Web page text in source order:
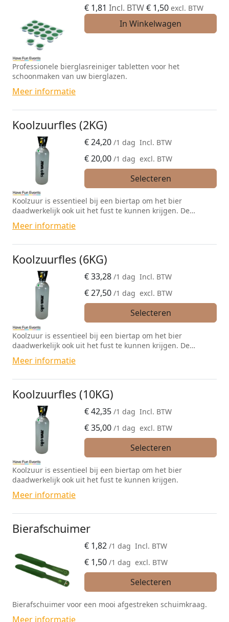
€ 1,81 Incl. BTW€ 1,50 excl. BTW
In Winkelwagen
Professionele bierglasreiniger tabletten voor het
schoonmaken van uw bierglazen.
Meer informatie
Koolzuurfles (2KG)
€24,20 /1 dag Incl. BTW
€20,00 /1 dag excl. BTW
Selecteren
Koolzuur is essentieel bij een biertap om het bier
daadwerkelijk ook uit het fust te kunnen krijgen. De
koolzuur zorgt voor de druk op het fust en is ook bepalend
voor hoe hard het bier uit de tap stroomt.
Meer informatie
Koolzuurfles (6KG)
€33,28 /1 dag Incl. BTW
€27,50 /1 dag excl. BTW
Selecteren
Koolzuur is essentieel bij een biertap om het bier
daadwerkelijk ook uit het fust te kunnen krijgen. De
voor hoe hard het bier uit de tap stroomt.
Meer informatie
Koolzuurfles (10KG)
€42,35 /1 dag Incl. BTW
€35,00 /1 dag excl. BTW
Selecteren
Koolzuur is essentieel bij een biertap om het bier
daadwerkelijk ook uit het fust te kunnen krijgen.
Meer informatie
Bierafschuimer
€ 1,82 /1 dag Incl. BTW
€ 1,50 /1 dag excl. BTW
Selecteren
Bierafschuimer voor een mooi afgestreken schuimkraag.
Meer informatie